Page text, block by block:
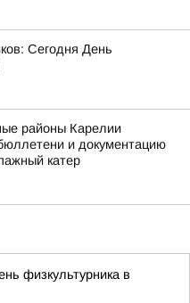
Сегодня День
районы Карелии
и документацию
катер
физкультурника в